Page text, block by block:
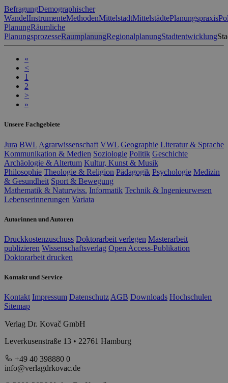
BefragungDemographischer
WandelInstrumenteMethodenMittelstadtMittelstädtePlanungspraxis
PlanungRäumliche
PlanungsprozesseRaumplanungRegionalplanungStadtentwicklung
«
<
1
2
>
»
Unsere Fachgebiete
Jura BWL Agrarwissenschaft VWL Geographie Literatur & Sprache
Kommunikation & Medien Soziologie Politik Geschichte
Archäologie & Altertum Kultur, Kunst & Musik
Philosophie Theologie & Religion Pädagogik Psychologie Medizin
& Gesundheit Sport & Bewegung
Mathematik & Naturwiss. Informatik Technik & Ingenieurwesen
Lebenserinnerungen Variata
Autorinnen und Autoren
Druckkostenzuschuss Doktorarbeit verlegen Masterarbeit
publizieren Wissenschaftsverlag Open Access-Publikation
Doktorarbeit drucken
Kontakt und Service
Kontakt Impressum Datenschutz AGB Downloads Hochschulen
Sitemap
Verlag Dr. Kovač GmbH
Leverkusenstraße 13 • 22761 Hamburg
+49 40 398880 0
info@verlagdrkovac.de